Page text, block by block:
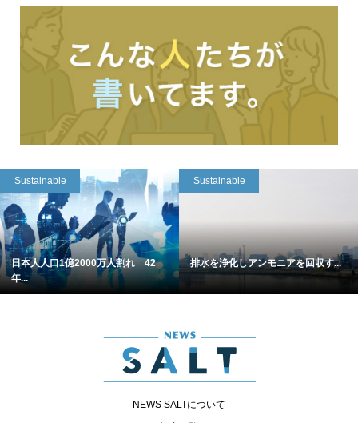
Sustainable
日本人人口1億2000万人割れ 42
年...
Sustainable
排水を浄化しアンモニアを回収す...
NEWS SALTについて